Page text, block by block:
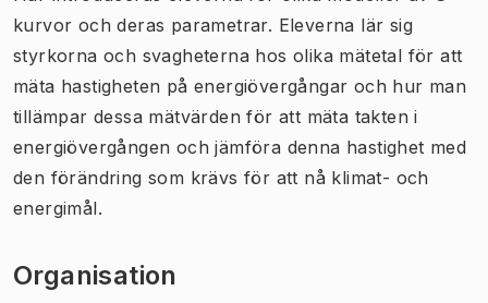
kurvor och deras parametrar. Eleverna lär sig
styrkorna och svagheterna hos olika mätetal för att
mäta hastigheten på energiövergångar och hur man
tillämpar dessa mätvärden för att mäta takten i
energiövergången och jämföra denna hastighet med
den förändring som krävs för att nå klimat- och
energimål.
Organisation